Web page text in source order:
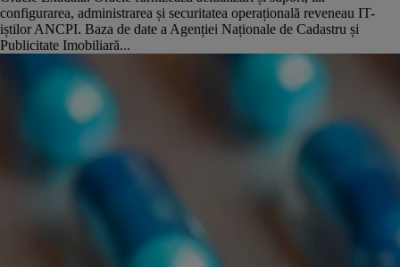
configurarea, administrarea și securitatea operațională reveneau IT-
iștilor ANCPI. Baza de date a Agenției Naționale de Cadastru și
Publicitate Imobiliară...